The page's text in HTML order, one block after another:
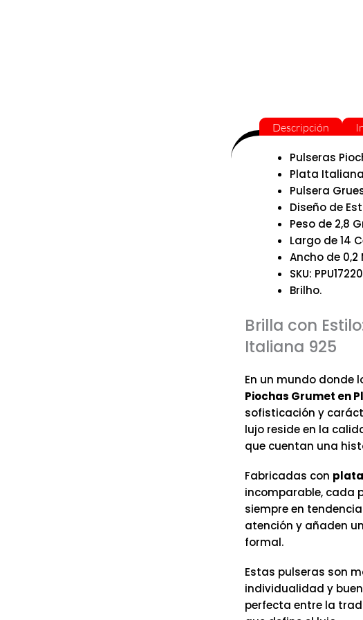
Descripción
Pulseras
Plata
Pulsera
Diseño de
Peso de 2,8
Largo de 14
Ancho de
SKU:
Brilho.
Brilla con
Italiana 925
En un mundo donde
Piochas Grumet en
sofisticación y
lujo reside en la
que cuentan una
Fabricadas con
incomparable, cada
siempre en
atención y añaden
formal.
Estas pulseras son
individualidad y
perfecta entre la